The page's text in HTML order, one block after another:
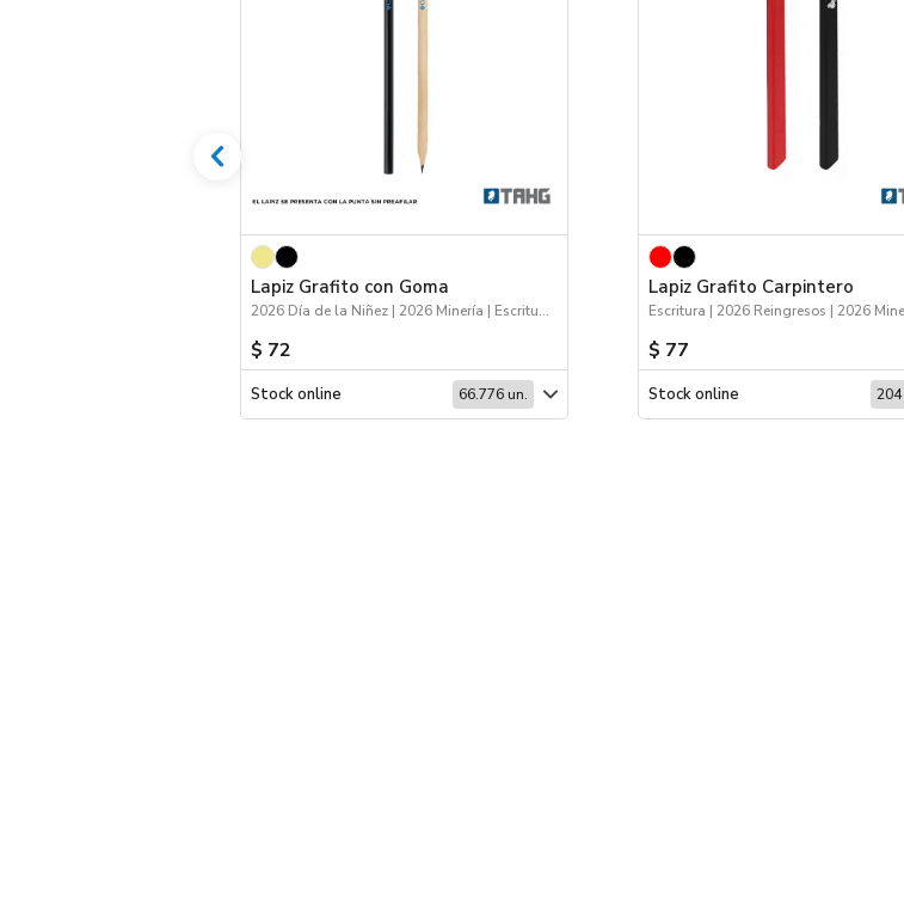
Lapiz Grafito con Goma
2026 Día de la Niñez | 2026 Minería | Escritura
$ 72
Stock online 66.776 un.
Lapiz Grafito Carpintero
Escritura | 2026 Reingresos | 2026
$ 77
Stock online 204